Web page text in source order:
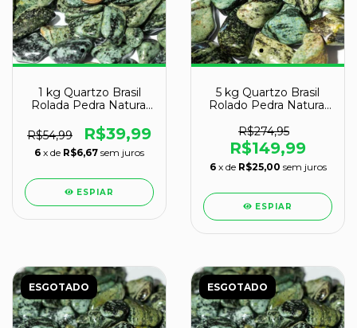
1 kg Quartzo Brasil
Rolada Pedra Natural
R$54,99
R$39,99
6 x de R$6,67 sem juros
ESPIAR
5 kg Quartzo Brasil
Rolado Pedra Natural
R$274,95
R$149,99
6 x de R$25,00 sem juros
ESPIAR
ESGOTADO ESGOTADO